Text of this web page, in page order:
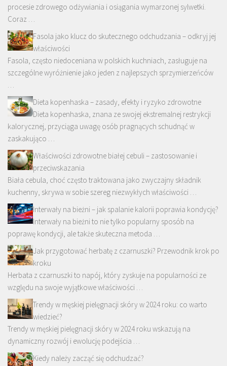
procesie zdrowego odżywiania i osiągania wymarzonej sylwetki.
Coraz …
Fasola jako klucz do skutecznego odchudzania – odkryj jej
właściwości
Fasola, często niedoceniana w polskich kuchniach, zasługuje na
szczególne wyróżnienie jako jeden z najlepszych sprzymierzeńców
Dieta kopenhaska – zasady, efekty i ryzyko zdrowotne
Dieta kopenhaska, znana ze swojej ekstremalnej restrykcji
kalorycznej, przyciąga uwagę osób pragnących schudnąć w
zaskakująco …
Właściwości zdrowotne białej cebuli – zastosowanie i
przeciwskazania
Biała cebula, choć często traktowana jako zwyczajny składnik
kuchenny, skrywa w sobie szereg niezwykłych właściwości …
Interwały na bieżni – jak spalanie kalorii poprawia kondycję?
Interwały na bieżni to nie tylko popularny sposób na
poprawę kondycji, ale także skuteczna metoda …
Jak przygotować herbatę z czarnuszki? Przewodnik krok po
kroku
Herbata z czarnuszki to napój, który zyskuje na popularności ze
względu na swoje wyjątkowe właściwości …
Trendy w męskiej pielęgnacji skóry w 2024 roku: co warto
wiedzieć?
Trendy w męskiej pielęgnacji skóry w 2024 roku wskazują na
dynamiczny rozwój i ewolucję podejścia …
Kiedy należy zacząć się odchudzać?